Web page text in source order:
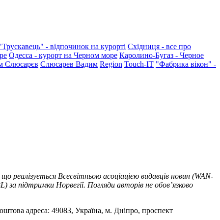
- відпочинок на курорті Східниця - все про
Одесса - курорт на Черном море Каролино-Бугаз - Черное
Слюсарєв Слюсарев Вадим Region Touch-IT "Фабрика вікон" -
Всесвітньою асоціацією видавців новин (WAN-
підтримки Норвегії. Погляди авторів не обов’язково
адреса: 49083, Україна, м. Дніпро, проспект